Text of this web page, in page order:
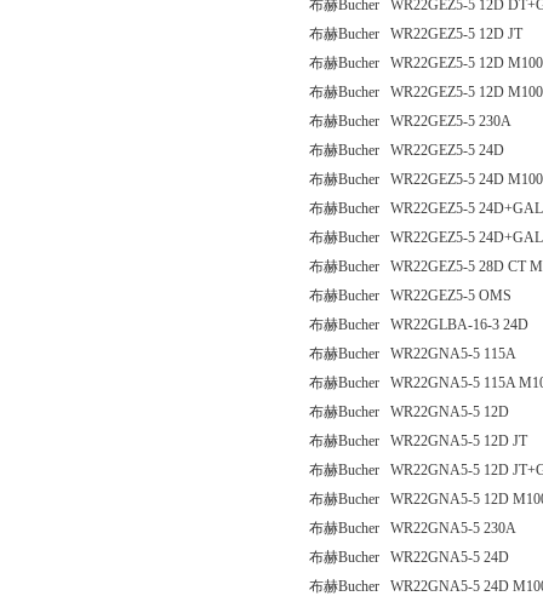
布赫Bucher WR22GEZ5-5 12D
布赫Bucher WR22GEZ5-5 12D JT
布赫Bucher WR22GEZ5-5 12D M100
布赫Bucher WR22GEZ5-5 12D
布赫Bucher WR22GEZ5-5 230A
布赫Bucher WR22GEZ5-5 24D
布赫Bucher WR22GEZ5-5 24D M100
布赫Bucher WR22GEZ5-5
布赫Bucher WR22GEZ5-5
布赫Bucher WR22GEZ5-5 28D CT
布赫Bucher WR22GEZ5-5 OMS
布赫Bucher WR22GLBA-16-3 24D
布赫Bucher WR22GNA5-5 115A
布赫Bucher WR22GNA5-5 115A
布赫Bucher WR22GNA5-5 12D
布赫Bucher WR22GNA5-5 12D JT
布赫Bucher WR22GNA5-5 12D
布赫Bucher WR22GNA5-5 12D
布赫Bucher WR22GNA5-5 230A
布赫Bucher WR22GNA5-5 24D
布赫Bucher WR22GNA5-5 24D